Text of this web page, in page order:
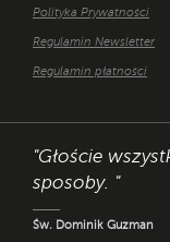
Polityka Prywatności
Regulamin Newsletter
Regulamin płatności
"Głoście
sposoby. "
Św. Dominik Guzman